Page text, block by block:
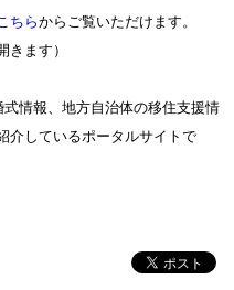
ちらからご覧いただけます。
きます）
情報、地方自治体の移住支援情
介しているポータルサイトで